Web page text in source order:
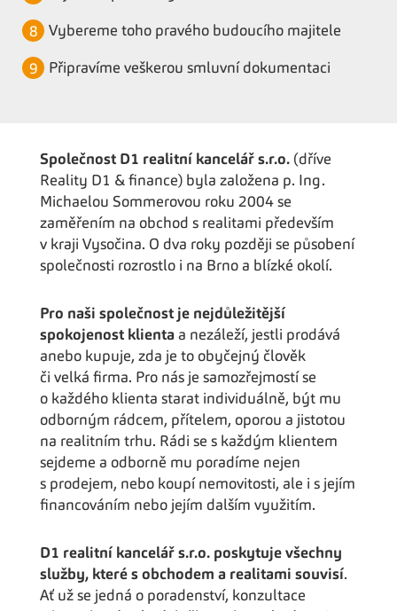
Vybereme toho pravého budoucího majitele
Připravíme veškerou smluvní dokumentaci
Společnost D1 realitní kancelář s.r.o. (dříve
Reality D1 & finance) byla založena p. Ing.
Michaelou Sommerovou roku 2004 se
zaměřením na obchod s realitami především
v kraji Vysočina. O dva roky později se působení
společnosti rozrostlo i na Brno a blízké okolí.
Pro naši společnost je nejdůležitější
spokojenost klienta a nezáleží, jestli prodává
anebo kupuje, zda je to obyčejný člověk
či velká firma. Pro nás je samozřejmostí se
o každého klienta starat individuálně, být mu
odborným rádcem, přítelem, oporou a jistotou
na realitním trhu. Rádi se s každým klientem
sejdeme a odborně mu poradíme nejen
s prodejem, nebo koupí nemovitosti, ale i s jejím
financováním nebo jejím dalším využitím.
D1 realitní kancelář s.r.o. poskytuje všechny
služby, které s obchodem a realitami souvisí.
Ať už se jedná o poradenství, konzultace